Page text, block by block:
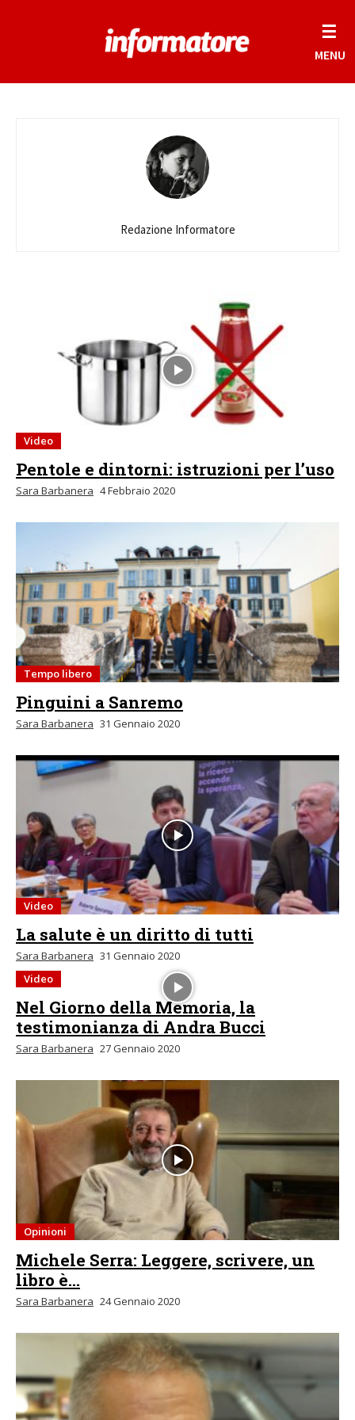
☰
MENU
Redazione Informatore
Video
Pentole e dintorni: istruzioni per l’uso
Sara Barbanera 4 Febbraio 2020
Tempo libero
Pinguini a Sanremo
Sara Barbanera 31 Gennaio 2020
Video
La salute è un diritto di tutti
Sara Barbanera 31 Gennaio 2020
Video
Nel Giorno della Memoria, la
testimonianza di Andra Bucci
Sara Barbanera 27 Gennaio 2020
Opinioni
Michele Serra: Leggere, scrivere, un
libro è…
Sara Barbanera 24 Gennaio 2020